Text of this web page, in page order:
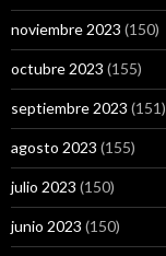
noviembre 2023 (150)
octubre 2023 (155)
septiembre 2023 (151)
agosto 2023 (155)
julio 2023 (150)
junio 2023 (150)